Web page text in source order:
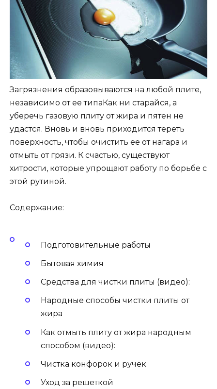
Загрязнения образовываются на любой плите,
независимо от ее типаКак ни старайся, а
уберечь газовую плиту от жира и пятен не
удастся. Вновь и вновь приходится тереть
поверхность, чтобы очистить ее от нагара и
отмыть от грязи. К счастью, существуют
хитрости, которые упрощают работу по борьбе с
этой рутиной.
Содержание:
Подготовительные работы
Бытовая химия
Средства для чистки плиты (видео):
Народные способы чистки плиты от
жира
Как отмыть плиту от жира народным
способом (видео):
Чистка конфорок и ручек
Уход за решеткой